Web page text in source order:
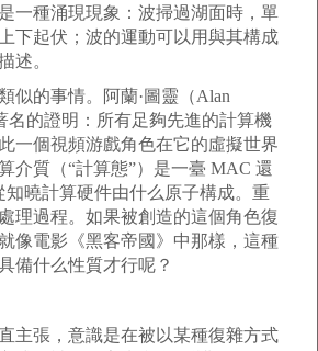
一種涌現現象：波掃過湖面時，單
下起伏；波的運動可以用與其構成
述。
的事情。阿蘭·圖靈（Alan
名的證明：所有足夠先進的計算機
一個視頻游戲角色在它的虛擬世界
介質（“計算態”）是一臺 MAC 還
知曉計算硬件由什么原子構成。重
理過程。如果被創造的這個角色復
像電影《黑客帝國》中那樣，這種
備什么性質才行呢？
張，意識是在被以某種復雜方式